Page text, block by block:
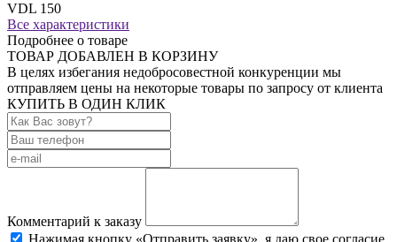
VDL 150
Все характеристики
Подробнее о товаре
ТОВАР ДОБАВЛЕН В КОРЗИНУ
В целях избегания недобросовестной конкуренции мы
отправляем цены на некоторые товары по запросу от клиента
КУПИТЬ В ОДИН КЛИК
Комментарий к заказу
Нажимая кнопку «Отправить заявку», я даю свое согласие